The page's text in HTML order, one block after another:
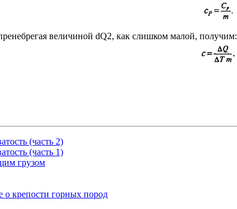
величиной dQ2, как слишком малой, получим:
(часть 2)
(часть 1)
грузом
о крепости горных пород